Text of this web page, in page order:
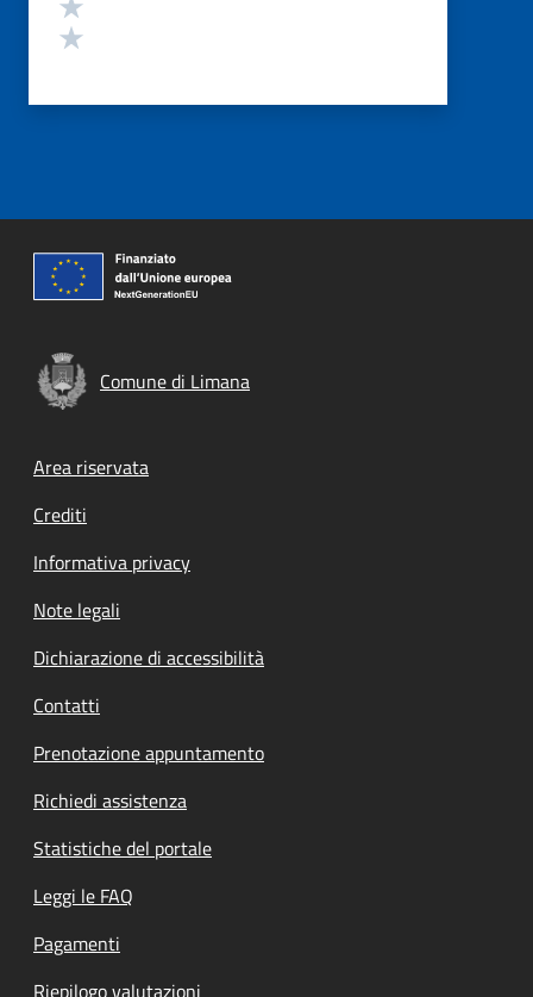
Comune di Limana
Footer menu
Area riservata
Crediti
Informativa privacy
Note legali
Dichiarazione di accessibilità
Contatti
Prenotazione appuntamento
Richiedi assistenza
Statistiche del portale
Leggi le FAQ
Pagamenti
Riepilogo valutazioni